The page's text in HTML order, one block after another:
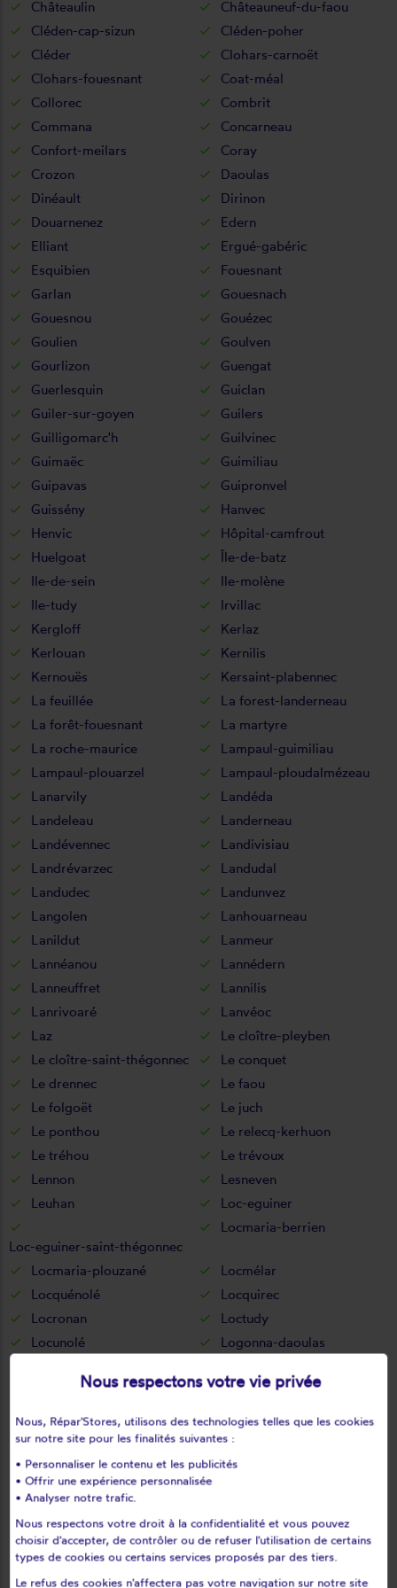
Châteaulin
Châteauneuf-du-faou
Cléden-cap-sizun
Cléden-poher
Cléder
Clohars-carnoët
Clohars-fouesnant
Coat-méal
Collorec
Combrit
Commana
Concarneau
Confort-meilars
Coray
Crozon
Daoulas
Dinéault
Dirinon
Douarnenez
Edern
Elliant
Ergué-gabéric
Esquibien
Fouesnant
Garlan
Gouesnach
Gouesnou
Gouézec
Goulien
Goulven
Gourlizon
Guengat
Guerlesquin
Guiclan
Guiler-sur-goyen
Guilers
Guilligomarc'h
Guilvinec
Guimaëc
Guimiliau
Guipavas
Guipronvel
Guissény
Hanvec
Henvic
Hôpital-camfrout
Huelgoat
Île-de-batz
Ile-de-sein
Ile-molène
Ile-tudy
Irvillac
Kergloff
Kerlaz
Kerlouan
Kernilis
Kernouës
Kersaint-plabennec
La feuillée
La forest-landerneau
La forêt-fouesnant
La martyre
La roche-maurice
Lampaul-guimiliau
Lampaul-plouarzel
Lampaul-ploudalmézeau
Lanarvily
Landéda
Landeleau
Landerneau
Landévennec
Landivisiau
Landrévarzec
Landudal
Landudec
Landunvez
Langolen
Lanhouarneau
Lanildut
Lanmeur
Lannéanou
Lannédern
Lanneuffret
Lannilis
Lanrivoaré
Lanvéoc
Laz
Le cloître-pleyben
Le cloître-saint-thégonnec
Le conquet
Le drennec
Le faou
Le folgoët
Le juch
Le ponthou
Le relecq-kerhuon
Le tréhou
Le trévoux
Lennon
Lesneven
Leuhan
Loc-eguiner
Loc-eguiner-saint-thégonnec
Locmaria-berrien
Locmaria-plouzané
Locmélar
Locquénolé
Locquirec
Locronan
Loctudy
Locunolé
Logonna-daoulas
Loqueffret
Lothey
Mahalon
Melgven
Mellac
Mespaul
Milizac
Moëlan-sur-mer
Morlaix
Névez
Pencran
Penmarch
Peumerit
Peumérit
Plabennec
Pleuven
Nous respectons votre vie privée
Nous, Répar'Stores, utilisons des technologies telles que les cookies
sur notre site pour les finalités suivantes :
• Personnaliser le contenu et les publicités
• Offrir une expérience personnalisée
• Analyser notre trafic.
Nous respectons votre droit à la confidentialité et vous pouvez
choisir d'accepter, de contrôler ou de refuser l'utilisation de certains
types de cookies ou certains services proposés par des tiers.
Le refus des cookies n'affectera pas votre navigation sur notre site